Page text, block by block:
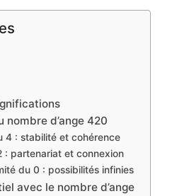
nombre d’ange 420
4 : stabilité et cohérence
: partenariat et connexion
du 0 : possibilités infinies
avec le nombre d’ange